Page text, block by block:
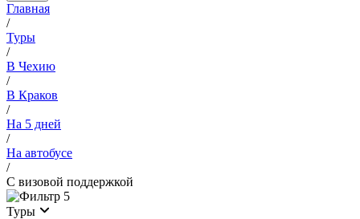
Главная
/
Туры
/
В Чехию
/
В Краков
/
На 5 дней
/
На автобусе
/
С визовой поддержкой
5
Туры